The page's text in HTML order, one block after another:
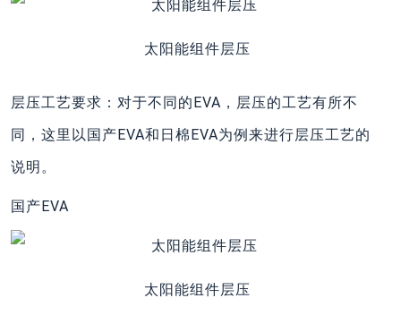
太阳能组件层压
层压工艺要求：对于不同的EVA，层压的工艺有所不
同，这里以国产EVA和日棉EVA为例来进行层压工艺的
说明。
国产EVA
太阳能组件层压